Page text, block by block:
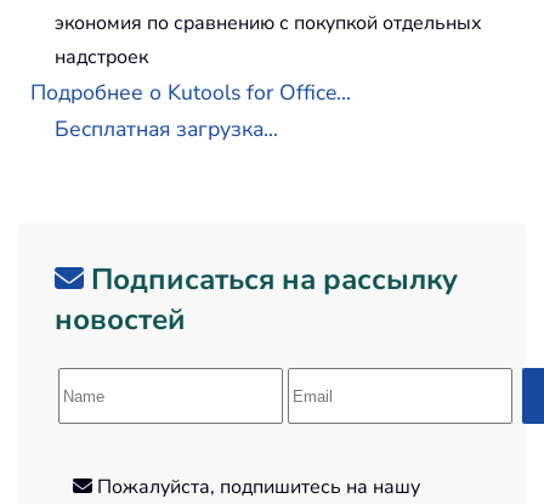
экономия по сравнению с покупкой отдельных
надстроек
Подробнее о Kutools for Office...
Бесплатная загрузка...
Подписаться на рассылку
новостей
Пожалуйста, подпишитесь на нашу